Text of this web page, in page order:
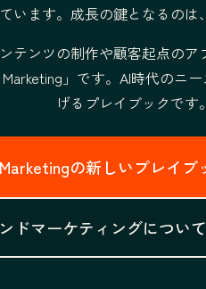
います。成長の鍵となるの
テンツの制作や顧客起点の
」です。 AI時代のニ
げるプレイブックです。
の新しいプレイブ
ドマーケティングについ